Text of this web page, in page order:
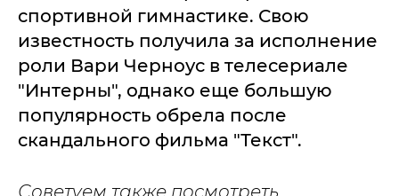
спортивной гимнастике. Свою
известность получила за исполнение
роли Вари Черноус в телесериале
"Интерны", однако еще большую
популярность обрела после
скандального фильма "Текст".
Советуем также посмотреть,